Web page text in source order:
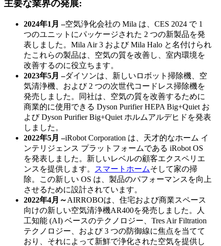
主要な業界の発展:
2024年1月 –空気浄化会社の Mila は、CES 2024 で 1
つのユニットにパッケージされた 2 つの新製品を発
表しました。Mila Air 3 および Mila Halo と名付けられ
たこれらの製品は、空気の質を改善し、室内環境を
改善するのに役立ちます。
2023年5月 –ダイソンは、新しいロボット掃除機、空
気清浄機、および 2 つの次世代コードレス掃除機を
発売しました。同社は、空気の質を改善するために
商業的に使用できる Dyson Purifier HEPA Big+Quiet お
よび Dyson Purifier Big+Quiet ホルムアルデヒドを発表
しました。
2022年5月 –iRobot Corporation は、天才的なホーム イ
ンテリジェンス プラットフォームである iRobot OS
を発表しました。新しいレベルの顧客エクスペリエ
ンスを提供します。
スマートホームそして家の掃
除。この新しい OS は、製品のパフォーマンスを向上
させるために設計されています。
2022年4月～AIRROBOは、住宅および商業スペース
向けの新しい空気清浄機AR400を発売しました。人
工知能 (AI) ベースのテクノロジー、Tres Air Filtration
テクノロジー、および 3 つの防御線に焦点を当てて
おり、それによって新鮮で浄化された空気を提供し